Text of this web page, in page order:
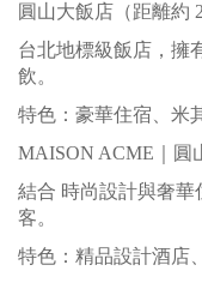
圓山大飯店（距離約 2
台北地標級飯店，擁
飲。
特色：豪華住宿、米
MAISON ACME｜圓
結合 時尚設計與奢華
客。
特色：精品設計酒店